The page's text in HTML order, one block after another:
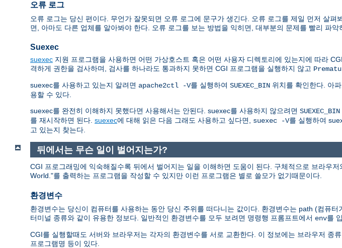
오류 로그
오류 로그는 당신 편이다. 무언가 잘못되면 오류 로그에 문구가 생긴다. 오류 로그를 제일 먼저 살
면, 아마도 다른 업체를 알아봐야 한다. 오류 로그를 보는 방법을 익히면, 대부분의 문제를 빨리 파악
Suexec
suexec 지원 프로그램을 사용하면 어떤 가상호스트 혹은 어떤 사용자 디렉토리에 있는지에 따라
격하게 권한을 검사하며, 검사를 하나라도 통과하지 못하면 CGI 프로그램을 실행하지 않고
suexec를 사용하고 있는지 알려면 apache2ctl -V를 실행하여 SUEXEC_BIN 위치를 확인한다. 아
용할 수 있다.
suexec를 완전히 이해하지 못했다면 사용해서는 안된다. suexec를 사용하지 않으려면 SUEXEC_BIN
를 재시작하면 된다. suexec에 대해 읽은 다음 그래도 사용하고 싶다면, suexec -V를 실행하여
고 있는지 찾는다.
뒤에서는 무슨 일이 벌어지는가?
CGI 프로그래밍에 익숙해질수록 뒤에서 벌어지는 일을 이해하면 도움이 된다. 구체적으로 브라우
World."를 출력하는 프로그램을 작성할 수 있지만 이런 프로그램은 별로 쓸모가 없기때문이다.
환경변수
환경변수는 당신이 컴퓨터를 사용하는 동안 당신 주위를 떠다니는 값이다. 환경변수는 path (컴퓨
터미널 종류와 같이 유용한 정보다. 일반적인 환경변수를 모두 보려면 명령행 프롬프트에서 env를
CGI를 실행할때도 서버와 브라우저는 각자의 환경변수를 서로 교환한다. 이 정보에는 브라우저 종
프로그램명 등이 있다.